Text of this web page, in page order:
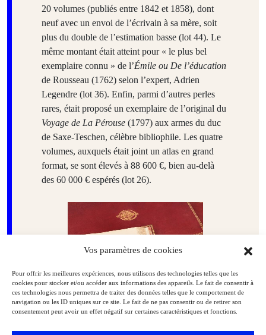
Vos paramètres de cookies
Pour offrir les meilleures expériences, nous utilisons des technologies telles que les
cookies pour stocker et/ou accéder aux informations des appareils. Le fait de consentir à
ces technologies nous permettra de traiter des données telles que le comportement de
navigation ou les ID uniques sur ce site. Le fait de ne pas consentir ou de retirer son
consentement peut avoir un effet négatif sur certaines caractéristiques et fonctions.
20 volumes (publiés entre 1842 et 1858), dont
neuf avec un envoi de l’écrivain à sa mère, soit
plus du double de l’estimation basse (lot 44). Le
même montant était atteint pour « le plus bel
exemplaire connu » de l’Émile ou De l’éducation
de Rousseau (1762) selon l’expert, Adrien
Legendre (lot 36). Enfin, parmi d’autres perles
rares, était proposé un exemplaire de l’original du
Voyage de La Pérouse (1797) aux armes du duc
de Saxe-Teschen, célèbre bibliophile. Les quatre
volumes, auxquels était joint un atlas en grand
format, se sont élevés à 88 600 €, bien au-delà
des 60 000 € espérés (lot 26).